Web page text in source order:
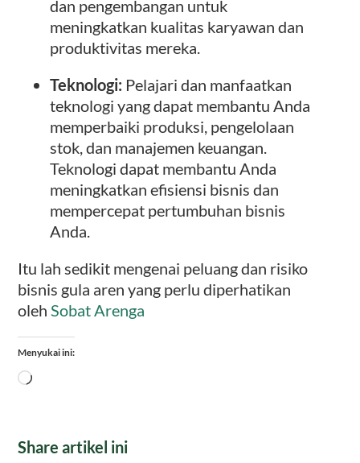
dan pengembangan untuk
meningkatkan kualitas karyawan dan
produktivitas mereka.
Teknologi: Pelajari dan manfaatkan
teknologi yang dapat membantu Anda
memperbaiki produksi, pengelolaan
stok, dan manajemen keuangan.
Teknologi dapat membantu Anda
meningkatkan efisiensi bisnis dan
mempercepat pertumbuhan bisnis
Anda.
Itu lah sedikit mengenai peluang dan risiko
bisnis gula aren yang perlu diperhatikan
olehSobat Arenga
Menyukai ini:
Memuat...
Share artikel ini